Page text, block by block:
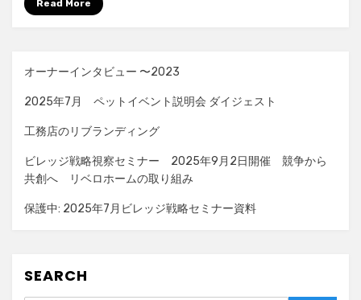
Read More
オーナーインタビュー 〜2023
2025年7月 ペットイベント説明会 ダイジェスト
工務店のリブランディング
ビレッジ戦略視察セミナー 2025年9月2日開催 競争から
共創へ リベロホームの取り組み
保護中: 2025年7月ビレッジ戦略セミナー資料
SEARCH